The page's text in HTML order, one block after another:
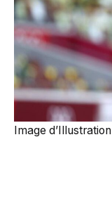
Image d’Illustration